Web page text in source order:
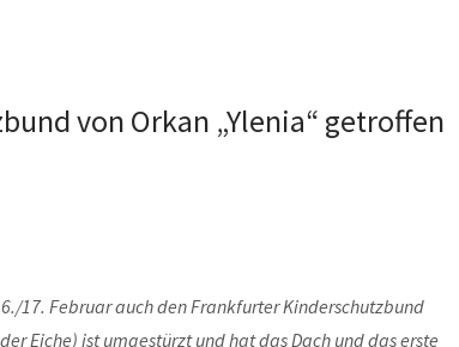
von Orkan „Ylenia“ getroffen
17. Februar auch den Frankfurter Kinderschutzbund
Eiche) ist umgestürzt und hat das Dach und das erste